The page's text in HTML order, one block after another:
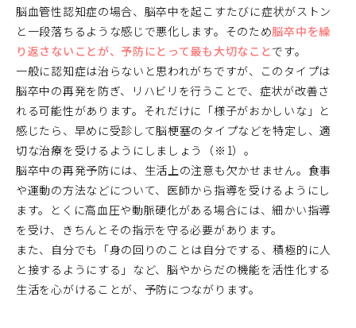
脳血管性認知症の場合、脳卒中を起こすたびに症状がストン
と一段落ちるような感じで悪化します。そのため脳卒中を繰
り返さないことが、予防にとって最も大切なことです。
一般に認知症は治らないと思われがちですが、このタイプは
脳卒中の再発を防ぎ、リハビリを行うことで、症状が改善さ
れる可能性があります。それだけに「様子がおかしいな」と
感じたら、早めに受診して脳梗塞のタイプなどを特定し、適
切な治療を受けるようにしましょう（※1）。
脳卒中の再発予防には、生活上の注意も欠かせません。食事
や運動の方法などについて、医師から指導を受けるようにし
ます。とくに高血圧や動脈硬化がある場合には、細かい指導
を受け、きちんとその指示を守る必要があります。
また、自分でも「身の回りのことは自分でする、積極的に人
と接するようにする」など、脳やからだの機能を活性化する
生活を心がけることが、予防につながります。